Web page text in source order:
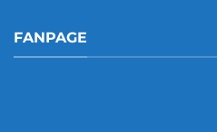
FANPAGE